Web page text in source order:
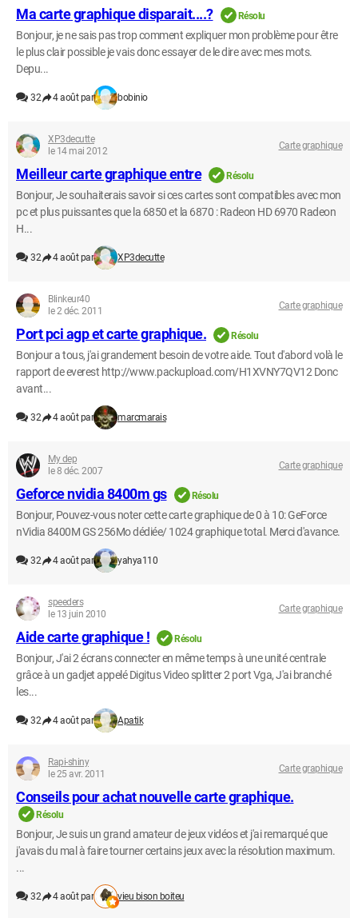
Ma carte graphique disparait....? Résolu
Bonjour, je ne sais pas trop comment expliquer mon problème pour être
le plus clair possible je vais donc essayer de le dire avec mes mots.
Depu...
32 4 août par bobinio
XP3decutte
le 14 mai 2012
Carte graphique
Meilleur carte graphique entre Résolu
Bonjour, Je souhaiterais savoir si ces cartes sont compatibles avec mon
pc et plus puissantes que la 6850 et la 6870 : Radeon HD 6970 Radeon
H...
32 4 août par XP3decutte
Blinkeur40
le 2 déc. 2011
Carte graphique
Port pci agp et carte graphique. Résolu
Bonjour a tous, j'ai grandement besoin de votre aide. Tout d'abord volà le
rapport de everest http://www.packupload.com/H1XVNY7QV12 Donc
avant...
32 4 août par marcmarais
My dep
le 8 déc. 2007
Carte graphique
Geforce nvidia 8400m gs Résolu
Bonjour, Pouvez-vous noter cette carte graphique de 0 à 10: GeForce
nVidia 8400M GS 256Mo dédiée/ 1024 graphique total. Merci d'avance.
32 4 août par yahya110
speeders
le 13 juin 2010
Carte graphique
Aide carte graphique ! Résolu
Bonjour, J'ai 2 écrans connecter en même temps à une unité centrale
grâce à un gadjet appelé Digitus Video splitter 2 port Vga, J'ai branché
les...
32 4 août par Apatik
Rapi-shiny
le 25 avr. 2011
Carte graphique
Conseils pour achat nouvelle carte graphique.
Résolu
Bonjour, Je suis un grand amateur de jeux vidéos et j'ai remarqué que
j'avais du mal à faire tourner certains jeux avec la résolution maximum.
...
32 4 août par vieu bison boiteu